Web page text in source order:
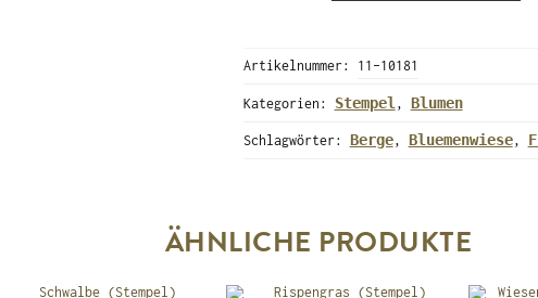
Artikelnummer: 11-10181
Kategorien: Stempel , Blumen
Schlagwörter: Berge, Bluemenwiese,
ÄHNLICHE PRODUKTE